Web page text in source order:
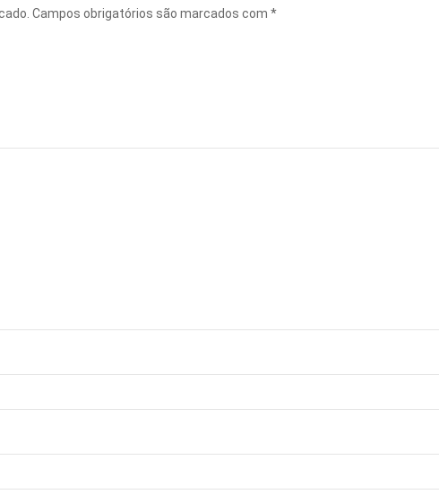
Campos obrigatórios são marcados com *